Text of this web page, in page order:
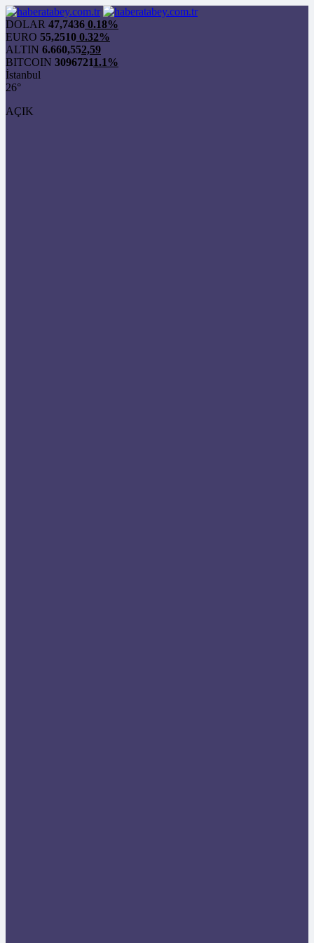
DOLAR 47,7436 0.18%
EURO 55,2510 0.32%
ALTIN 6.660,552,59
BITCOIN 30967211.1%
İstanbul
26°
AÇIK